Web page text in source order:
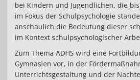
bei Kindern und Jugendlichen, die
im Fokus der Schulpsychologie
anschaulich die Bedeutung dieser
im Kontext schulpsychologischer
Zum Thema ADHS wird eine
Gymnasien vor, in der
Unterrichtsgestaltung und der